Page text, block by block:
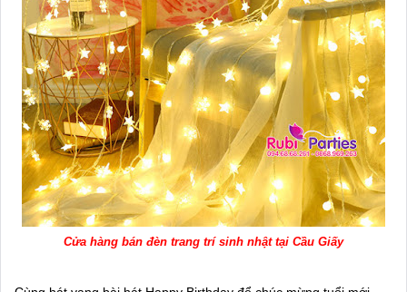
Cửa hàng bán đèn trang trí sinh nhật tại Cầu Giấy